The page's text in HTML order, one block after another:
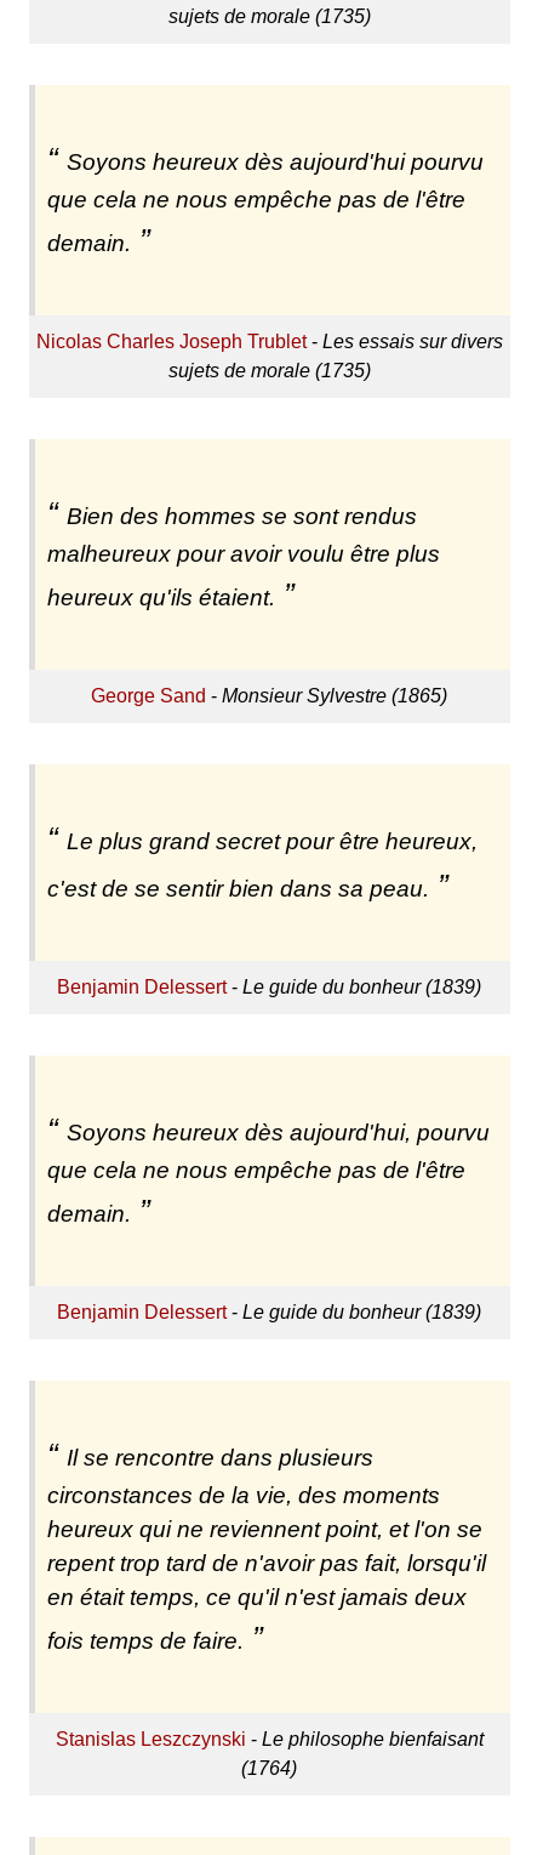
sujets de morale (1735)
Soyons heureux dès aujourd'hui pourvu
que cela ne nous empêche pas de l'être
demain.
Nicolas Charles Joseph Trublet- Les essais sur divers
sujets de morale (1735)
Bien des hommes se sont rendus
malheureux pour avoir voulu être plus
heureux qu'ils étaient.
George Sand -Monsieur Sylvestre (1865)
Le plus grand secret pour être heureux,
c'est de se sentir bien dans sa peau.
Benjamin Delessert-Le guide du bonheur (1839)
Soyons heureux dès aujourd'hui, pourvu
que cela ne nous empêche pas de l'être
demain.
Benjamin Delessert-Le guide du bonheur (1839)
Il se rencontre dans plusieurs
circonstances de la vie, des moments
heureux qui ne reviennent point, et l'on se
repent trop tard de n'avoir pas fait, lorsqu'il
en était temps, ce qu'il n'est jamais deux
fois temps de faire.
Stanislas Leszczynski - Le philosophe bienfaisant
(1764)